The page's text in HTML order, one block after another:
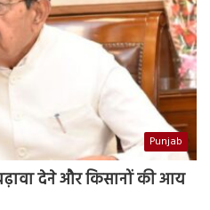
Punjab
देने और किसानों की आय